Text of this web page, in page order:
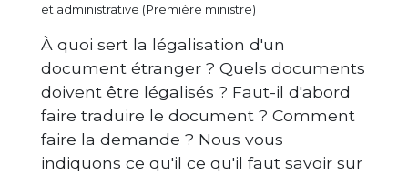
et administrative (Première ministre)
À quoi sert la légalisation d'un
document étranger ? Quels documents
doivent être légalisés ? Faut-il d'abord
faire traduire le document ? Comment
faire la demande ? Nous vous
indiquons ce qu'il ce qu'il faut savoir sur